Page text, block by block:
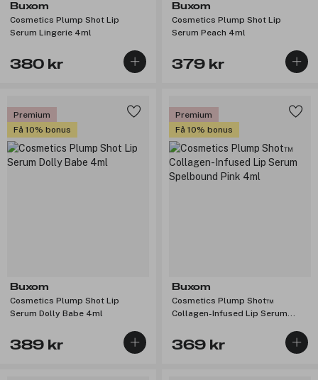
Buxom
Cosmetics Plump Shot Lip
Serum Lingerie 4ml
380 kr
Buxom
Cosmetics Plump Shot Lip
Serum Peach 4ml
379 kr
Premium
Få 10% bonus
Buxom
Cosmetics Plump Shot Lip
Serum Dolly Babe 4ml
389 kr
Premium
Få 10% bonus
Buxom
Cosmetics Plump Shot™
Collagen-Infused Lip Serum
369 kr